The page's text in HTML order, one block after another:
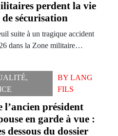
perdent la vie
sécurisation
suite à un tragique accident
dans la Zone militaire…
,
BYLANG
FILS
président
en garde à vue :
dessous du dossier